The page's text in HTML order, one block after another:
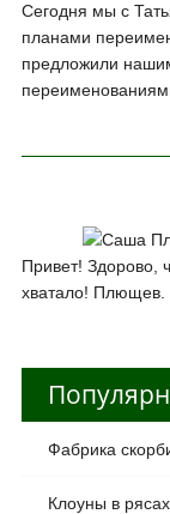
Сегодня мы с
планами
предложили
Привет! Здорово,
хватало! Плющев.
Фабрика
Клоуны в рясах